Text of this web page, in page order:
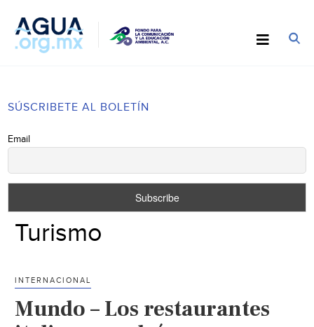
SÚSCRIBETE AL BOLETÍN
Email
Turismo
INTERNACIONAL
Mundo – Los restaurantes